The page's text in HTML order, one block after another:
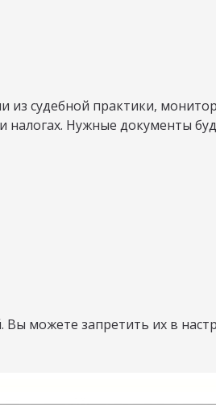
судебной практики,
Нужные документы
можете запретить их в